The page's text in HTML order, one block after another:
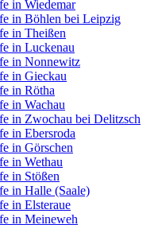
in Wiedemar
in Böhlen bei Leipzig
in Theißen
in Luckenau
in Nonnewitz
in Gieckau
in Rötha
in Wachau
in Zwochau bei Delitzsch
in Ebersroda
in Görschen
in Wethau
in Stößen
in Halle (Saale)
in Elsteraue
in Meineweh